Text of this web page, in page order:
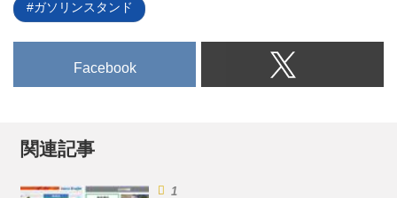
ガソリンスタンド
Facebook
関連記事